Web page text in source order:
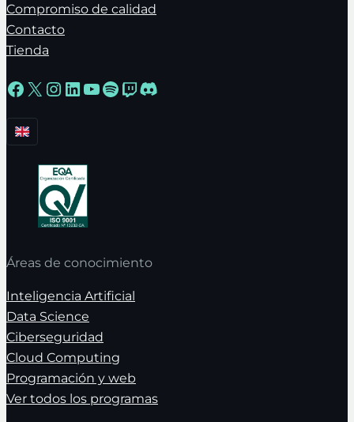
Compromiso de calidad
Contacto
Tienda
Facebook
X Instagram
LinkedIn
YouTube
Spotify
Twitch
Discord
Áreas de conocimiento
Inteligencia Artificial
Data Science
Ciberseguridad
Cloud Computing
Programación y web
Ver todos los programas